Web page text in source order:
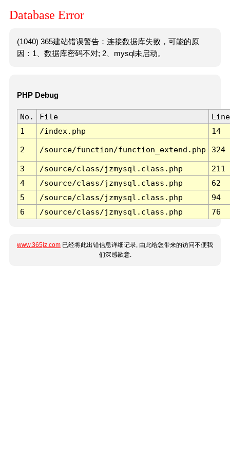
Database Error
(1040) 365建站错误警告：连接数据库失败，可能的原
因：1、数据库密码不对; 2、mysql未启动。
PHP Debug
No. File
Line
1
/index.php 14
2 /source/function/function_extend.php 324
3 /source/class/jzmysql.class.php
211
4
/source/class/jzmysql.class.php
62
5
/source/class/jzmysql.class.php
94
6
/source/class/jzmysql.class.php 76
www.365jz.com 已经将此出错信息详细记录, 由此给您带来的访问不便我
们深感歉意.